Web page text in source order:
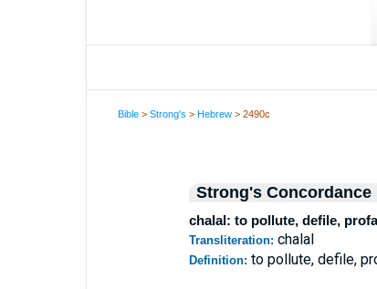
Bible >Strong's >Hebrew > 2490c
Strong's Concordance
chalal: to pollute, defile,
Transliteration: chalal
Definition: to pollute, defile,